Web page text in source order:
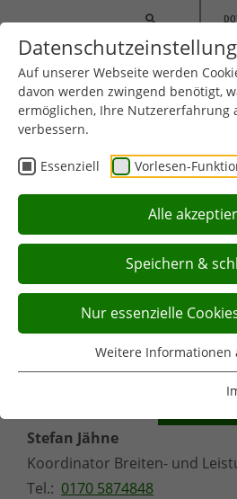
Auf unserer Webseite werden
davon werden zwingend benötigt,
ermöglichen, Ihre Nutzererfahrung
verbessern.
Essenziell Vorlesen-
Alle
Speichern &
Nur essenzielle
Weitere Informationen
Zum Hauptinhalt springen
Sie befinden sich hier: Startseite
Stefan Jähne
Koordinator Breiten- und
Tel.: 0170 5874848